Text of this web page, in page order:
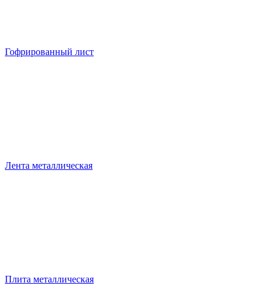
Гофрированный лист
Лента металлическая
Плита металлическая